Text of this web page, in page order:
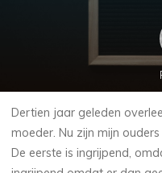
Dertien jaar geleden
moeder. Nu zijn mijn
De eerste is ingrijpend,